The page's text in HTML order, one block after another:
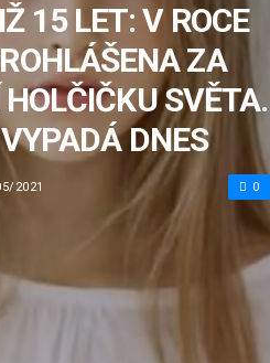
15 LET: V ROCE
ZA
SVĚTA.
DNES
2021 0